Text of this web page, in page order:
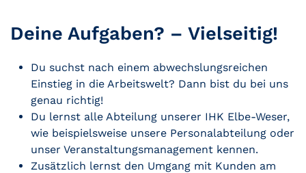
Deine Aufgaben? – Vielseitig!
Du suchst nach einem abwechslungsreichen
Einstieg in die Arbeitswelt? Dann bist du bei uns
genau richtig!
Du lernst alle Abteilung unserer IHK Elbe-Weser,
wie beispielsweise unsere Personalabteilung oder
unser Veranstaltungsmanagement kennen.
Zusätzlich lernst den Umgang mit Kunden am